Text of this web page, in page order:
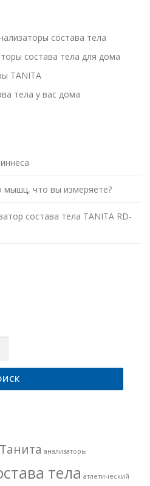
состава тела
состава тела для дома
TANITA
тела у вас дома
мышц, что вы измеряете?
состава тела TANITA RD-
Танита анализаторы
тела атлетический